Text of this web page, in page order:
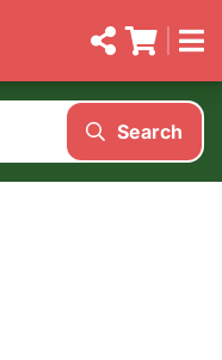
Search